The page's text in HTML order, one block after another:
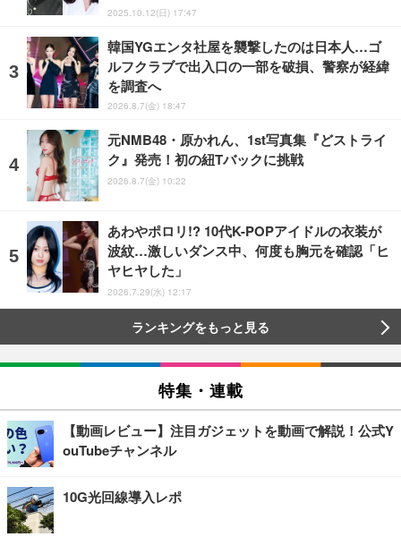
2025.10.12(日) 17:47
韓国YGエンタ社屋を襲撃したのは日本人…ゴ
ルフクラブで出入口の一部を破損、警察が経緯
を調査へ
2026.8.7(金) 18:47
元NMB48・原かれん、1st写真集『どストライ
ク』発売！初の紐Tバックに挑戦
2026.8.7(金) 10:22
あわやポロリ!? 10代K-POPアイドルの衣装が
波紋…激しいダンス中、何度も胸元を確認「ヒ
ヤヒヤした」
2026.7.29(水) 12:17
ランキングをもっと見る
特集・連載
【動画レビュー】注目ガジェットを動画で解説！公式Y
ouTubeチャンネル
10G光回線導入レポ